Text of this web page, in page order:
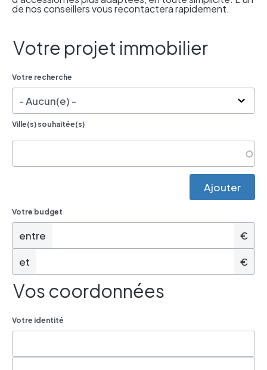
de nos conseillers vous recontactera rapidement.
Votre projet immobilier
Votre recherche
Ville(s) souhaitée(s)
Votre budget
entre
€
et
€
Vos coordonnées
Votre identité